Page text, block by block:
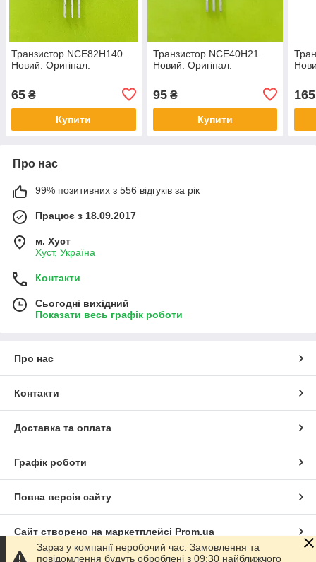
Транзистор NCE82H140.
Новий. Оригінал.
65 ₴
Купити
Транзистор NCE40H21.
Новий. Оригінал.
95₴
Купити
165
Про нас
99% позитивних з 556 відгуків за рік
Працює з 18.09.2017
м. Хуст
Хуст, Україна
Контакти
Сьогодні вихідний
Показати весь графік роботи
Про нас
Контакти
Доставка та оплата
Графік роботи
Повна версія сайту
Сайт створено на маркетплейсі Prom.ua
Зараз у компанії неробочий час. Замовлення та
повідомлення будуть оброблені з 09:30 найближчого